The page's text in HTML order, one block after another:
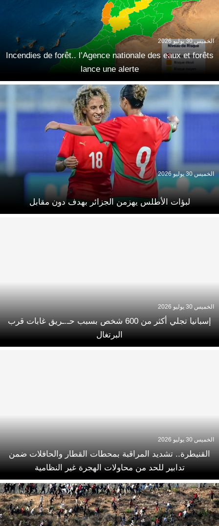
Incendies de forêt.. l’Agence nationale des eaux et forêts
lance une alerte
الخميس 30 يوليو 2026
لبؤات الأطلس يهزمن الجزائر بهدف دون مقابل
الخميس 30 يوليو 2026
إسبانيا تجلي أكثر من 600 شخص بسبب حـ.ـريق غابات قرب
البرتغال
الخميس 30 يوليو 2026
القنيطرة.. تشديد المراقبة بمحطات القطار والحافلات ضمن
تدابير للحد من محاولات الهجرة غير النظامية
الخميس 30 يوليو 2026